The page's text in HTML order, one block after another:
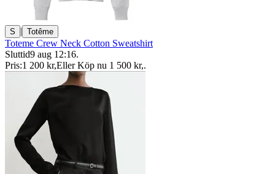
S | Totême
Toteme Crew Neck Cotton Sweatshirt
Sluttid9 aug 12:16.
Pris:1 200 kr,Eller Köp nu 1 500 kr,.